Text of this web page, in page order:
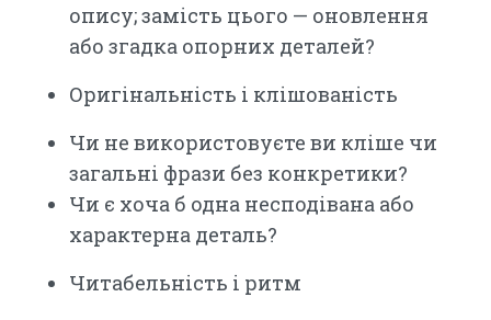
опису; замість цього — оновлення
або згадка опорних деталей?
Оригінальність і клішованість
Чи не використовуєте ви кліше чи
загальні фрази без конкретики?
Чи є хоча б одна несподівана або
характерна деталь?
Читабельність і ритм